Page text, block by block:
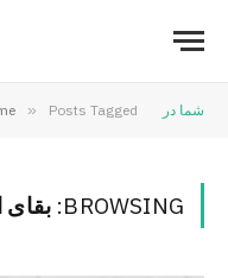
شما در » Posts Tagged "بقای انسان"
BROWSING: بقای